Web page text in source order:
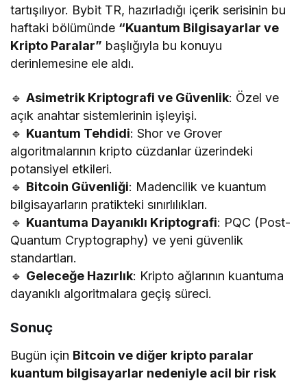
tartışılıyor. Bybit TR, hazırladığı içerik serisinin bu
haftaki bölümünde “Kuantum Bilgisayarlar ve
Kripto Paralar” başlığıyla bu konuyu
derinlemesine ele aldı.
🔹Asimetrik Kriptografi ve Güvenlik: Özel ve
açık anahtar sistemlerinin işleyişi.
🔹 Kuantum Tehdidi: Shor ve Grover
algoritmalarının kripto cüzdanlar üzerindeki
potansiyel etkileri.
🔹 Bitcoin Güvenliği: Madencilik ve kuantum
bilgisayarların pratikteki sınırlılıkları.
🔹 Kuantuma Dayanıklı Kriptografi: PQC (Post-
Quantum Cryptography) ve yeni güvenlik
standartları.
🔹 Geleceğe Hazırlık: Kripto ağlarının kuantuma
dayanıklı algoritmalara geçiş süreci.
Sonuç
Bugün için Bitcoin ve diğer kripto paralar
kuantum bilgisayarlar nedeniyle acil bir risk